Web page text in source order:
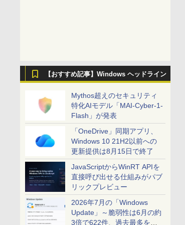
【おすすめ記事】Windows ヘッドライン
Mythos超えのセキュリティ
特化AIモデル「MAI-Cyber-1-
Flash」が発表
「OneDrive」同期アプリ、
Windows 10 21H2以前への
更新提供は8月15日で終了
JavaScriptからWinRT APIを
直接呼び出せる仕組みがパブ
リックプレビュー
2026年7月の「Windows
Update」～脆弱性は6月の約
3倍で622件、過去最多を大